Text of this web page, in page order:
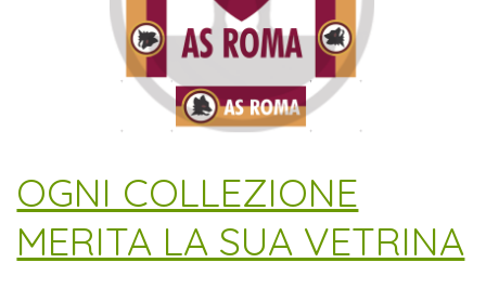
​OGNI COLLEZIONE
MERITA LA SUA VETRINA